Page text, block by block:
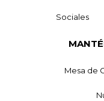
Sociales
Mesa de